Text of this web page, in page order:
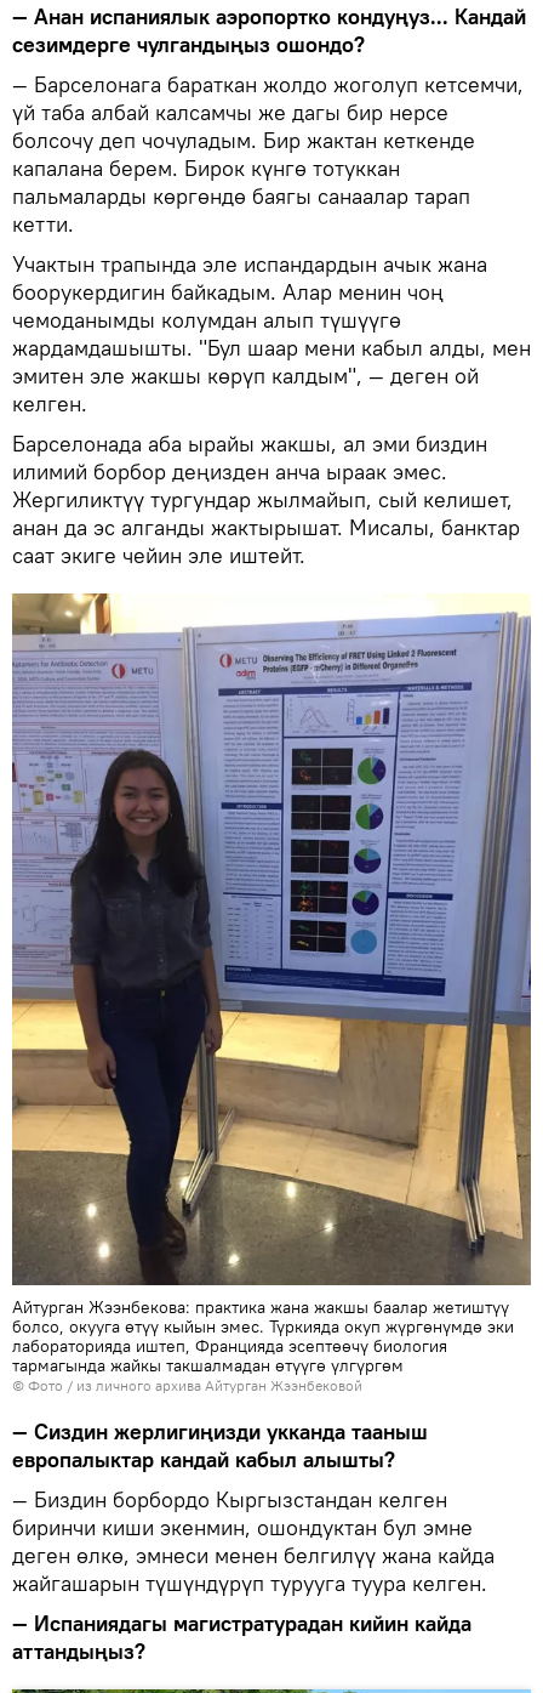
— Анан испаниялык аэропортко кондуңуз... Кандай
сезимдерге чулгандыңыз ошондо?
— Барселонага бараткан жолдо жоголуп кетсемчи,
үй таба албай калсамчы же дагы бир нерсе
болсочу деп чочуладым. Бир жактан кеткенде
капалана берем. Бирок күнгө тотуккан
пальмаларды көргөндө баягы санаалар тарап
кетти.
Учактын трапында эле испандардын ачык жана
боорукердигин байкадым. Алар менин чоң
чемоданымды колумдан алып түшүүгө
жардамдашышты. "Бул шаар мени кабыл алды, мен
эмитен эле жакшы көрүп калдым", — деген ой
келген.
Барселонада аба ырайы жакшы, ал эми биздин
илимий борбор деңизден анча ыраак эмес.
Жергиликтүү тургундар жылмайып, сый келишет,
анан да эс алганды жактырышат. Мисалы, банктар
саат экиге чейин эле иштейт.
Айтурган Жээнбекова: практика жана жакшы баалар жетиштүү
болсо, окууга өтүү кыйын эмес. Түркияда окуп жүргөнүмдө эки
лабораторияда иштеп, Францияда эсептөөчү биология
тармагында жайкы такшалмадан өтүүгө үлгүргөм
© Фото / из личного архива Айтурган Жээнбековой
— Сиздин жерлигиңизди укканда тааныш
европалыктар кандай кабыл алышты?
— Биздин борбордо Кыргызстандан келген
биринчи киши экенмин, ошондуктан бул эмне
деген өлкө, эмнеси менен белгилүү жана кайда
жайгашарын түшүндүрүп турууга туура келген.
— Испаниядагы магистратурадан кийин кайда
аттандыңыз?